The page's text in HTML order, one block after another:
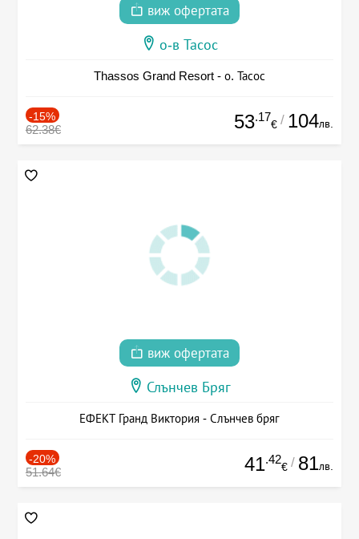
виж офертата
о-в Тасос
Thassos Grand Resort - о. Тасос
-15%
62.38€ 53.17
€ / 104лв.
виж офертата
Слънчев Бряг
ЕФЕКТ Гранд Виктория - Слънчев бряг
-20%
51.64€ 41.42
€ / 81лв.